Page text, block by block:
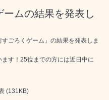
ームの結果を発表し
ごろくゲーム」の結果を発表しま
す！25位までの方には近日中に
(131KB)